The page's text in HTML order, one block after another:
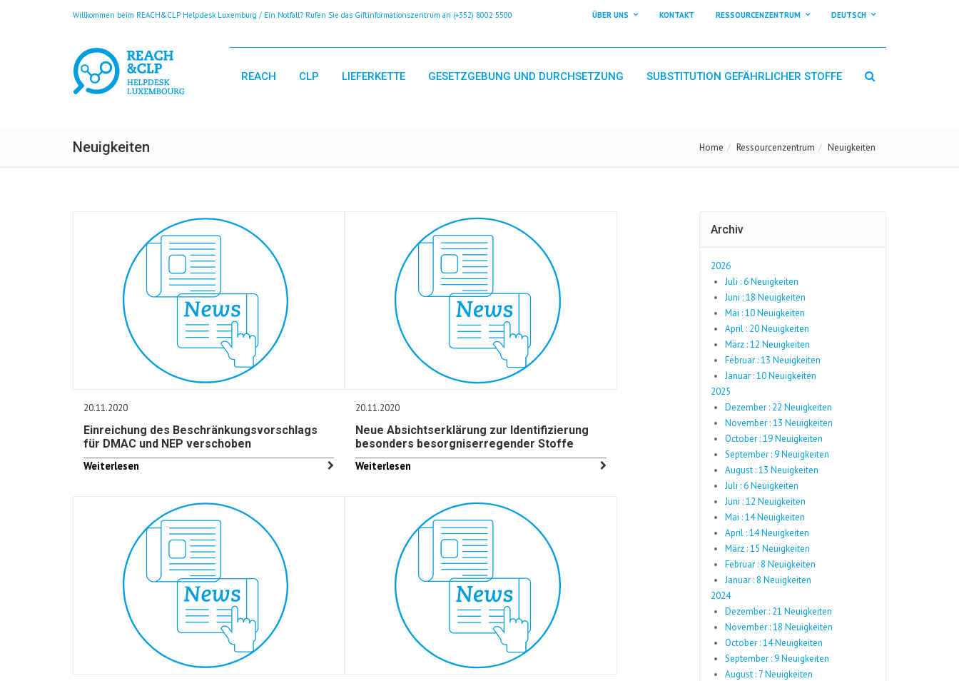
Willkommen beim REACH&CLP Helpdesk Luxemburg / Ein Notfall? Rufen Sie das Giftinformationszentrum an (+352) 8002 5500 ÜBER UNS KONTAKT RESSOURCENZENTRUM DEUTSCH
REACH CLP LIEFERKETTE GESETZGEBUNG UND DURCHSETZUNG SUBSTITUTION GEFÄHRLICHER STOFFE
Neuigkeiten Home Ressourcenzentrum Neuigkeiten
20.11.2020
Einreichung des Beschränkungsvorschlags
für DMAC und NEP verschoben
Weiterlesen
20.11.2020
Neue Absichtserklärung zur Identifizierung
besonders besorgniserregender Stoffe
Weiterlesen
Archiv
2026
Juli : 6 Neuigkeiten
Juni : 18 Neuigkeiten
Mai : 10 Neuigkeiten
April : 20 Neuigkeiten
März : 12 Neuigkeiten
Februar : 13 Neuigkeiten
Januar : 10 Neuigkeiten
2025
Dezember : 22 Neuigkeiten
November : 13 Neuigkeiten
October : 19 Neuigkeiten
September : 9 Neuigkeiten
August : 13 Neuigkeiten
Juli : 6 Neuigkeiten
Juni : 12 Neuigkeiten
Mai : 14 Neuigkeiten
April : 14 Neuigkeiten
März : 15 Neuigkeiten
Februar : 8 Neuigkeiten
Januar : 8 Neuigkeiten
2024
Dezember : 21 Neuigkeiten
November : 18 Neuigkeiten
October : 14 Neuigkeiten
September : 9 Neuigkeiten
August : 7 Neuigkeiten